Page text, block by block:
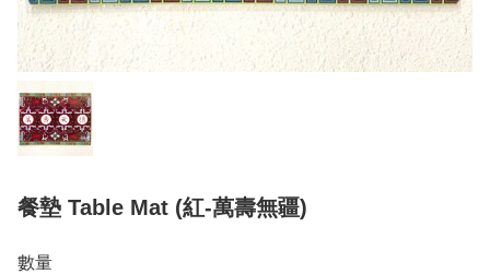
餐墊 Table Mat (紅-萬壽無疆)
數量